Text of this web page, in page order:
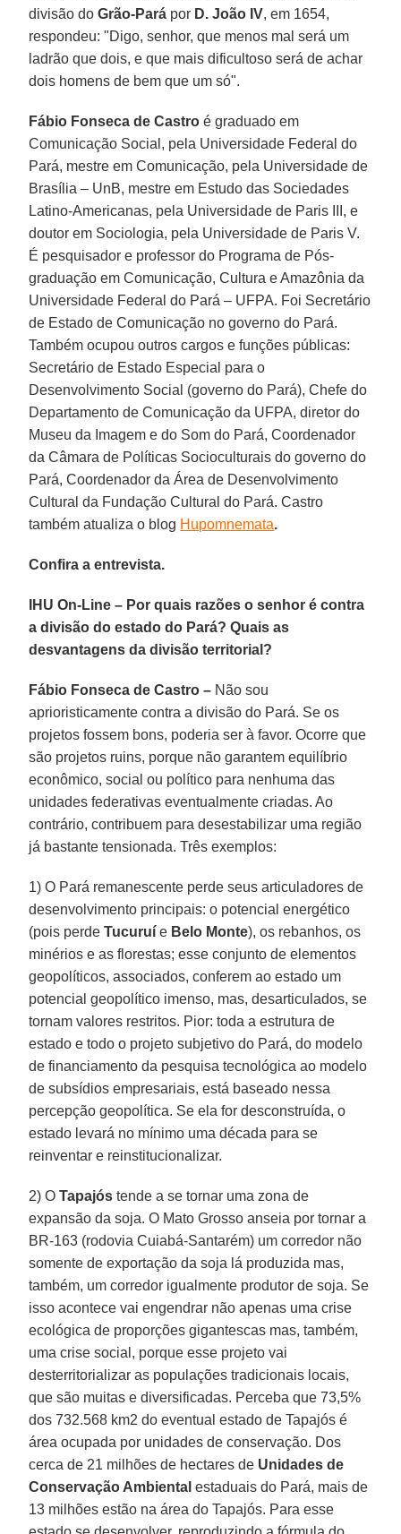
divisão doGrão-Pará por D. João IV, em 1654,
respondeu: "Digo, senhor, que menos mal será um
ladrão que dois, e que mais dificultoso será de achar
dois homens de bem que um só".
Fábio Fonseca de Castro é graduado em
Comunicação Social, pela Universidade Federal do
Pará, mestre em Comunicação, pela Universidade de
Brasília – UnB, mestre em Estudo das Sociedades
Latino-Americanas, pela Universidade de Paris III, e
doutor em Sociologia, pela Universidade de Paris V.
É pesquisador e professor do Programa de Pós-
graduação em Comunicação, Cultura e Amazônia da
Universidade Federal do Pará – UFPA. Foi Secretário
de Estado de Comunicação no governo do Pará.
Também ocupou outros cargos e funções públicas:
Secretário de Estado Especial para o
Desenvolvimento Social (governo do Pará), Chefe do
Departamento de Comunicação da UFPA, diretor do
Museu da Imagem e do Som do Pará, Coordenador
da Câmara de Políticas Socioculturais do governo do
Pará, Coordenador da Área de Desenvolvimento
Cultural da Fundação Cultural do Pará. Castro
também atualiza o blog Hupomnemata.
Confira a entrevista.
IHU On-Line – Por quais razões o senhor é contra
a divisão do estado do Pará? Quais as
desvantagens da divisão territorial?
Fábio Fonseca de Castro – Não sou
aprioristicamente contra a divisão do Pará. Se os
projetos fossem bons, poderia ser à favor. Ocorre que
são projetos ruins, porque não garantem equilíbrio
econômico, social ou político para nenhuma das
unidades federativas eventualmente criadas. Ao
contrário, contribuem para desestabilizar uma região
já bastante tensionada. Três exemplos:
1) O Pará remanescente perde seus articuladores de
desenvolvimento principais: o potencial energético
(pois perdeTucuruí e Belo Monte), os rebanhos, os
minérios e as florestas; esse conjunto de elementos
geopolíticos, associados, conferem ao estado um
potencial geopolítico imenso, mas, desarticulados, se
tornam valores restritos. Pior: toda a estrutura de
estado e todo o projeto subjetivo do Pará, do modelo
de financiamento da pesquisa tecnológica ao modelo
de subsídios empresariais, está baseado nessa
percepção geopolítica. Se ela for desconstruída, o
estado levará no mínimo uma década para se
reinventar e reinstitucionalizar.
2) OTapajós tende a se tornar uma zona de
expansão da soja. O Mato Grosso anseia por tornar a
BR-163 (rodovia Cuiabá-Santarém) um corredor não
somente de exportação da soja lá produzida mas,
também, um corredor igualmente produtor de soja. Se
isso acontece vai engendrar não apenas uma crise
ecológica de proporções gigantescas mas, também,
uma crise social, porque esse projeto vai
desterritorializar as populações tradicionais locais,
que são muitas e diversificadas. Perceba que 73,5%
dos 732.568 km2 do eventual estado de Tapajós é
área ocupada por unidades de conservação. Dos
cerca de 21 milhões de hectares de Unidades de
Conservação Ambiental estaduais do Pará, mais de
13 milhões estão na área do Tapajós. Para esse